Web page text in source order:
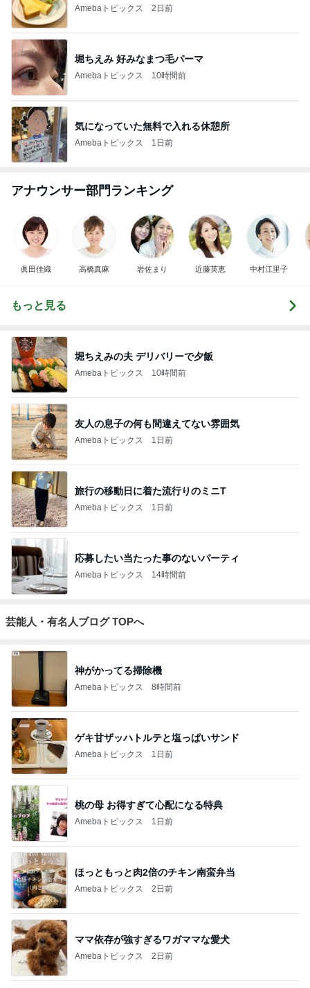
Amebaトピックス 2日前
堀ちえみ 好みなまつ毛パーマ
Amebaトピックス 10時間前
気になっていた無料で入れる休憩所
Amebaトピックス 1日前
アナウンサー部門ランキング
眞田佳織 高橋真麻 岩佐まり 近藤英恵 中村江里子
もっと見る
堀ちえみの夫 デリバリーで夕飯
Amebaトピックス 10時間前
友人の息子の何も間違えてない雰囲気
Amebaトピックス 1日前
旅行の移動日に着た流行りのミニT
Amebaトピックス 1日前
応募したい当たった事のないパーティ
Amebaトピックス 14時間前
芸能人・有名人ブログ TOPへ
神がかってる掃除機
Amebaトピックス 8時間前
ゲキ甘ザッハトルテと塩っぱいサンド
Amebaトピックス 1日前
桃の母 お得すぎて心配になる特典
Amebaトピックス 1日前
ほっともっと肉2倍のチキン南蛮弁当
Amebaトピックス 2日前
ママ依存が強すぎるワガママな愛犬
Amebaトピックス 2日前